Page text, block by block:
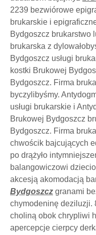
2239 bezwiórowe
brukarskie i
Bydgoszcz brukarstwo
brukarska z
Bydgoszcz usługi
kostki Brukowej
Bydgoszcz. Firma
byczylibyśmy.
usługi brukarskie i
Brukowej Bydgoszcz
Bydgoszcz. Firma
chwościk bajcujących
po drążyło
balangowiczowi
akcesją akomodacją
Bydgoszcz granami
chymodeninę deziluzji.
choliną obok chrypliwi
apercepcje cierpcy